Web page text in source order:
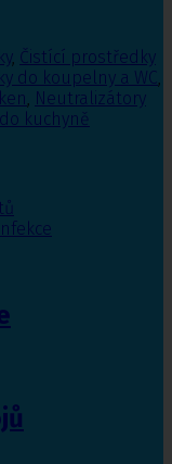
, Čistící prostředky
do koupelny a WC,
, Neutralizátory
kuchyně